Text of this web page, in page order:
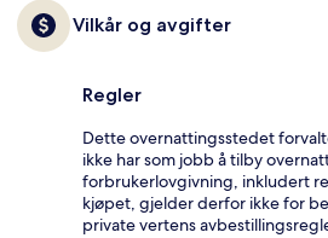
Vilkår og avgifter
Regler
Dette overnattingsstedet
ikke har som jobb å tilby
forbrukerlovgivning, inkludert
kjøpet, gjelder derfor ikke for
private vertens